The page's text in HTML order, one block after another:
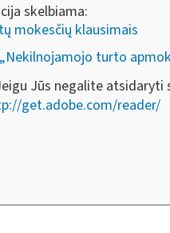
skelbiama:
mokesčių klausimais
„Nekilnojamojo turto
Jūs negalite
get.adobe.com/reader/